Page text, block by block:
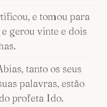
e tomou para
gerou vinte e dois
tanto os seus
palavras, estão
profeta Ido.